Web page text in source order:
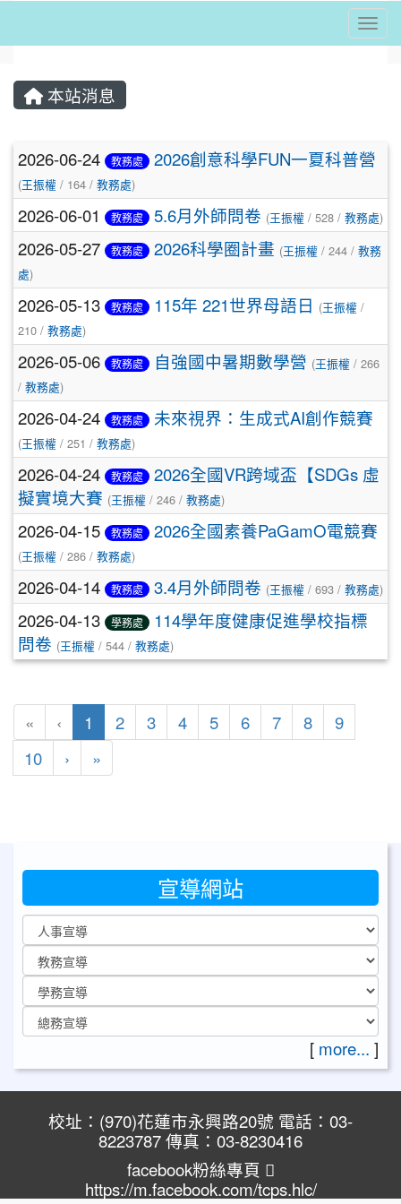
⏸
本站消息
文章列表
2026-06-24 教務處 2026創意科學FUN一夏科普營
(王振權 / 164 / 教務處)
2026-06-01 教務處 5.6月外師問卷 (王振權 / 528 / 教務處)
2026-05-27 教務處 2026科學圈計畫 (王振權 / 244 / 教務
處)
2026-05-13 教務處 115年 221世界母語日 (王振權 /
210 / 教務處)
2026-05-06 教務處 自強國中暑期數學營 (王振權 / 266
/ 教務處)
2026-04-24 教務處 未來視界：生成式AI創作競賽
(王振權 / 251 / 教務處)
2026-04-24 教務處
2026全國VR跨域盃【SDGs 虛
擬實境大賽 (王振權 / 246 / 教務處)
2026-04-15 教務處 2026全國素養PaGamO電競賽
(王振權 / 286 / 教務處)
2026-04-14 教務處 3.4月外師問卷 (王振權 / 693 / 教務處)
2026-04-13 學務處
114學年度健康促進學校指標
問卷 (王振權 / 544 / 教務處)
« ‹ 1 (目前頁次)
2 3 4 5 6 7 8
9
10
› 下一頁
»
宣導網站
[ more... ]
校址：(970)花蓮市永興路20號 電話：03-
8223787 傳真：03-8230416
facebook粉絲專頁
https://m.facebook.com/tcps.hlc/